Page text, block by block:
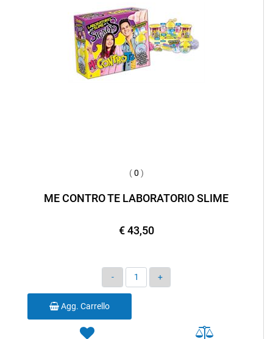
(0 )
ME CONTRO TE LABORATORIO SLIME
€ 43,50
Quantità
Agg. Carrello